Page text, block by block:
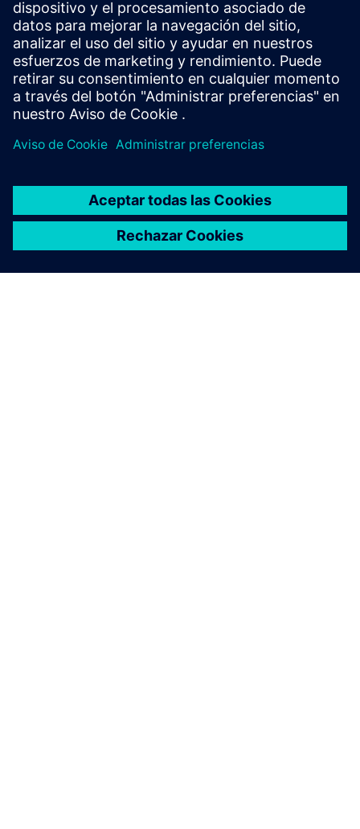
El paquete Drivetrain Analyzer Cloud 200 Assets
incluye 200 módulos de eventos que contienen 1000
eventos cada uno.